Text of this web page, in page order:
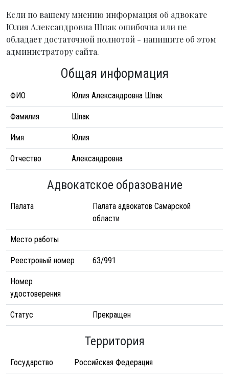
Если по вашему мнению информация об адвокате
Юлия Александровна Шпак ошибочна или не
обладает достаточной полнотой - напишите об этом
администратору сайта.
Общая информация
ФИО Юлия Александровна Шпак
Фамилия Шпак
Имя Юлия
Отчество Александровна
Адвокатское образование
Палата
Палата адвокатов Самарской
области
Место работы
Реестровый номер 63/991
Номер
удостоверения
Статус Прекращен
Территория
Государство Российская Федерация